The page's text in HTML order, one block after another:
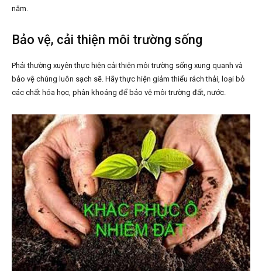
năm.
Bảo vệ, cải thiện môi trường sống
Phải thường xuyên thực hiện cải thiện môi trường sống xung quanh và
bảo vệ chúng luôn sạch sẽ. Hãy thực hiện giảm thiểu rách thải, loại bỏ
các chất hóa học, phân khoáng để bảo vệ môi trường đất, nước.